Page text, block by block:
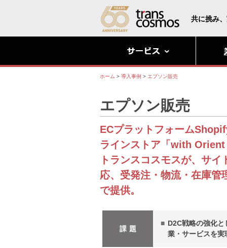
共に挑み
ホーム > 導入事例 > エプソン販売
エプソン販売
ECプラットフォーム
ラインストア「with Orient
トランスコスモスが、サ
応、受発注・物流・在庫管
で提供。
課題
D2C戦略の強化
業・サービスを実